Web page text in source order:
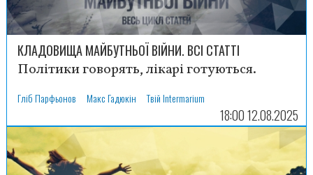
КЛАДОВИЩА МАЙБУТНЬОЇ ВІЙНИ. ВСІ СТАТТІ
Політики говорять, лікарі готуються.
Гліб Парфьонов Макс Гадюкін Твій Intermarium
18:00 12.08.2025